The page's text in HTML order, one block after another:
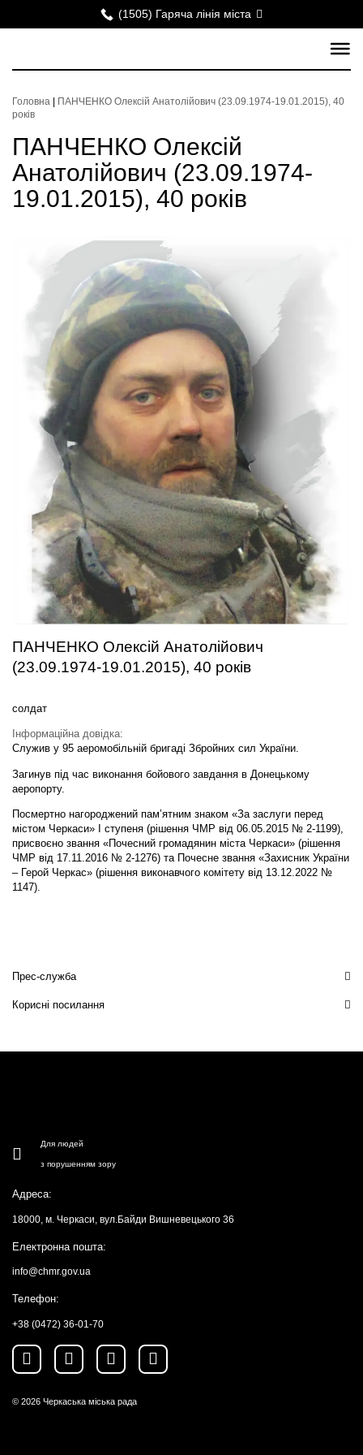
(1505) Гаряча лінія міста
Головна
ПАНЧЕНКО Олексій Анатолійович (23.09.1974-19.01.2015), 40
років
ПАНЧЕНКО Олексій
Анатолійович (23.09.1974-
19.01.2015), 40 років
ПАНЧЕНКО Олексій Анатолійович
(23.09.1974-19.01.2015), 40 років
солдат
Інформаційна довідка:
Служив у 95 аеромобільній бригаді Збройних сил України.
Загинув під час виконання бойового завдання в Донецькому
аеропорту.
Посмертно нагороджений пам’ятним знаком «За заслуги перед
містом Черкаси» I ступеня (рішення ЧМР від 06.05.2015 № 2-1199),
присвоєно звання «Почесний громадянин міста Черкаси» (рішення
ЧМР від 17.11.2016 № 2-1276) та Почесне звання «Захисник України
– Герой Черкас» (рішення виконавчого комітету від 13.12.2022 №
1147).
Прес-служба
Корисні посилання
Для людей
з порушенням зору
Адреса:
18000, м. Черкаси, вул.Байди Вишневецького 36
Електронна пошта:
info@chmr.gov.ua
Телефон:
+38 (0472) 36-01-70
© 2026 Черкаська міська рада